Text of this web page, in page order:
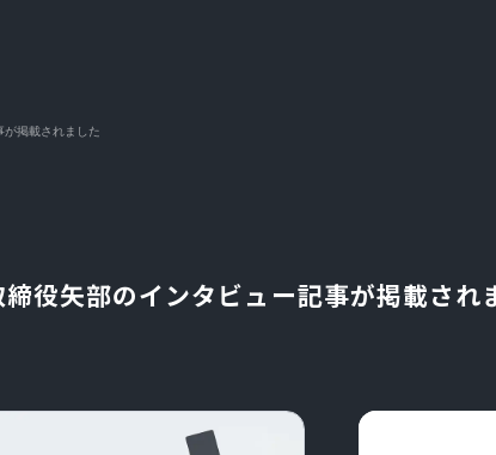
掲載されました
役矢部のインタビュー記事が掲載され